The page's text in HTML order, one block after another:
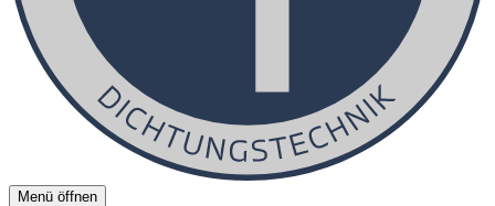
Menü öffnen